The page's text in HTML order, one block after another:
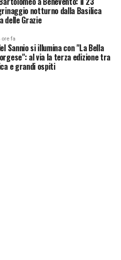
notturno dalla Basilica
delle Grazie
ore fa
Sannio si illumina con "La Bella
al via la terza edizione tra
e grandi ospiti